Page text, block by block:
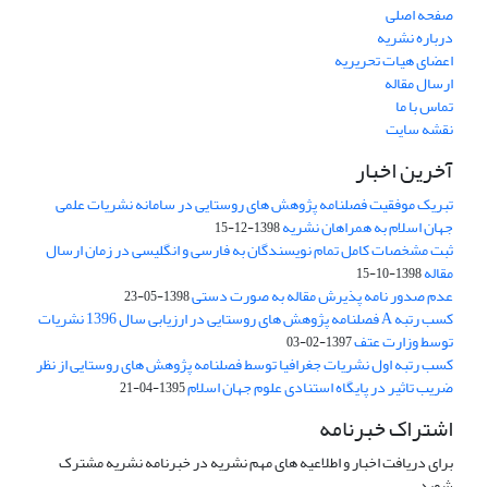
صفحه اصلی
درباره نشریه
اعضای هیات تحریریه
ارسال مقاله
تماس با ما
نقشه سایت
آخرین اخبار
تبریک موفقیت فصلنامه پژوهش های روستایی در سامانه نشریات علمی
جهان اسلام به همراهان نشریه1398-12-15
ثبت مشخصات کامل تمام نویسندگان به فارسی و انگلیسی در زمان ارسال
مقاله1398-10-15
عدم صدور نامه پذیرش مقاله به صورت دستی1398-05-23
کسب رتبه A فصلنامه پژوهش های روستایی در ارزیابی سال 1396 نشریات
توسط وزارت عتف1397-02-03
کسب رتبه اول نشریات جغرافیا توسط فصلنامه پژوهش های روستایی از نظر
ضریب تاثیر در پایگاه استنادی علوم جهان اسلام1395-04-21
اشتراک خبرنامه
برای دریافت اخبار و اطلاعیه های مهم نشریه در خبرنامه نشریه مشترک